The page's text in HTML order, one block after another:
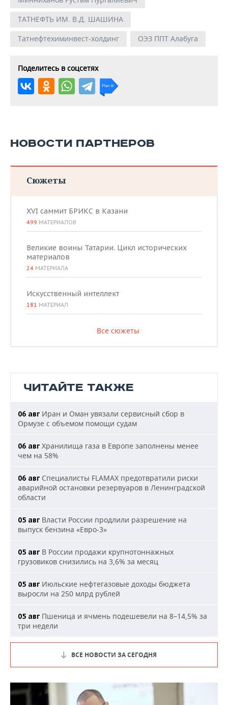
ТАТНЕФТЬ ИМ. В.Д. ШАШИНА
Татнефтехиминвест-холдинг
ОЭЗ ППТ Алабуга
Поделитесь в соцсетях
НОВОСТИ ПАРТНЕРОВ
Сюжеты
XVI саммит БРИКС в Казани
499 МАТЕРИАЛОВ
Великие воины Татарии. Цикл исторических
материалов
24 МАТЕРИАЛА
Искусственный интеллект
181 МАТЕРИАЛ
Все сюжеты
ЧИТАЙТЕ ТАКЖЕ
06 авг Иран и Оман увязали сервисный сбор в
Ормузе с объемом помощи судам
06 авг Хранилища газа в Европе заполнены менее
чем на 58%
06 авг Специалисты FLAMAX предотвратили риски
аварийной остановки резервуаров в Ленинградской
области
05 авг Власти России продлили разрешение на
выпуск бензина «Евро-3»
05 авг В России продажи крупнотоннажных
грузовиков снизились на 3,6% за месяц
05 авг Июльские нефтегазовые доходы бюджета
выросли на 250 млрд рублей
05 авг Пшеница и ячмень подешевели на 8–14,5% за
три недели
ВСЕ НОВОСТИ ЗА СЕГОДНЯ